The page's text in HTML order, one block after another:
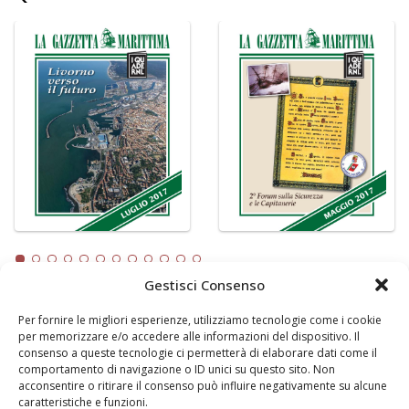
Gestisci Consenso
Per fornire le migliori esperienze, utilizziamo tecnologie come i cookie
per memorizzare e/o accedere alle informazioni del dispositivo. Il
consenso a queste tecnologie ci permetterà di elaborare dati come il
comportamento di navigazione o ID unici su questo sito. Non
acconsentire o ritirare il consenso può influire negativamente su alcune
caratteristiche e funzioni.
LA GAZZETTA MARITTIMA
Indirizzo:Scali D'Azeglio, 20, 57123 Livorno
Telefono: 0586 893358